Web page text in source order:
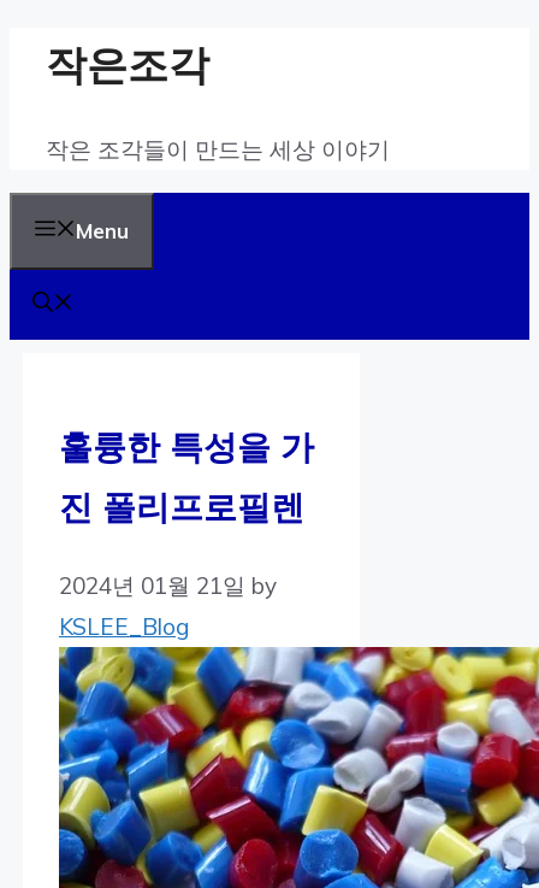
Skip작은조각
작은 조각들이 만드는 세상 이야기
Menu
훌륭한 특성을 가
진 폴리프로필렌
2024년 01월 21일 by
KSLEE_Blog